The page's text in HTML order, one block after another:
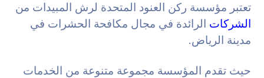
تعتبر مؤسسة ركن العنود المتحدة لرش المبيدات من
الشركات الرائدة في مجال مكافحة الحشرات في
مدينة الرياض.
حيث تقدم المؤسسة مجموعة متنوعة من الخدمات